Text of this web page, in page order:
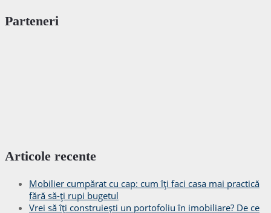
Parteneri
Articole recente
Mobilier cumpărat cu cap: cum îți faci casa mai practică
fără să-ți rupi bugetul
Vrei să îți construiești un portofoliu în imobiliare? De ce